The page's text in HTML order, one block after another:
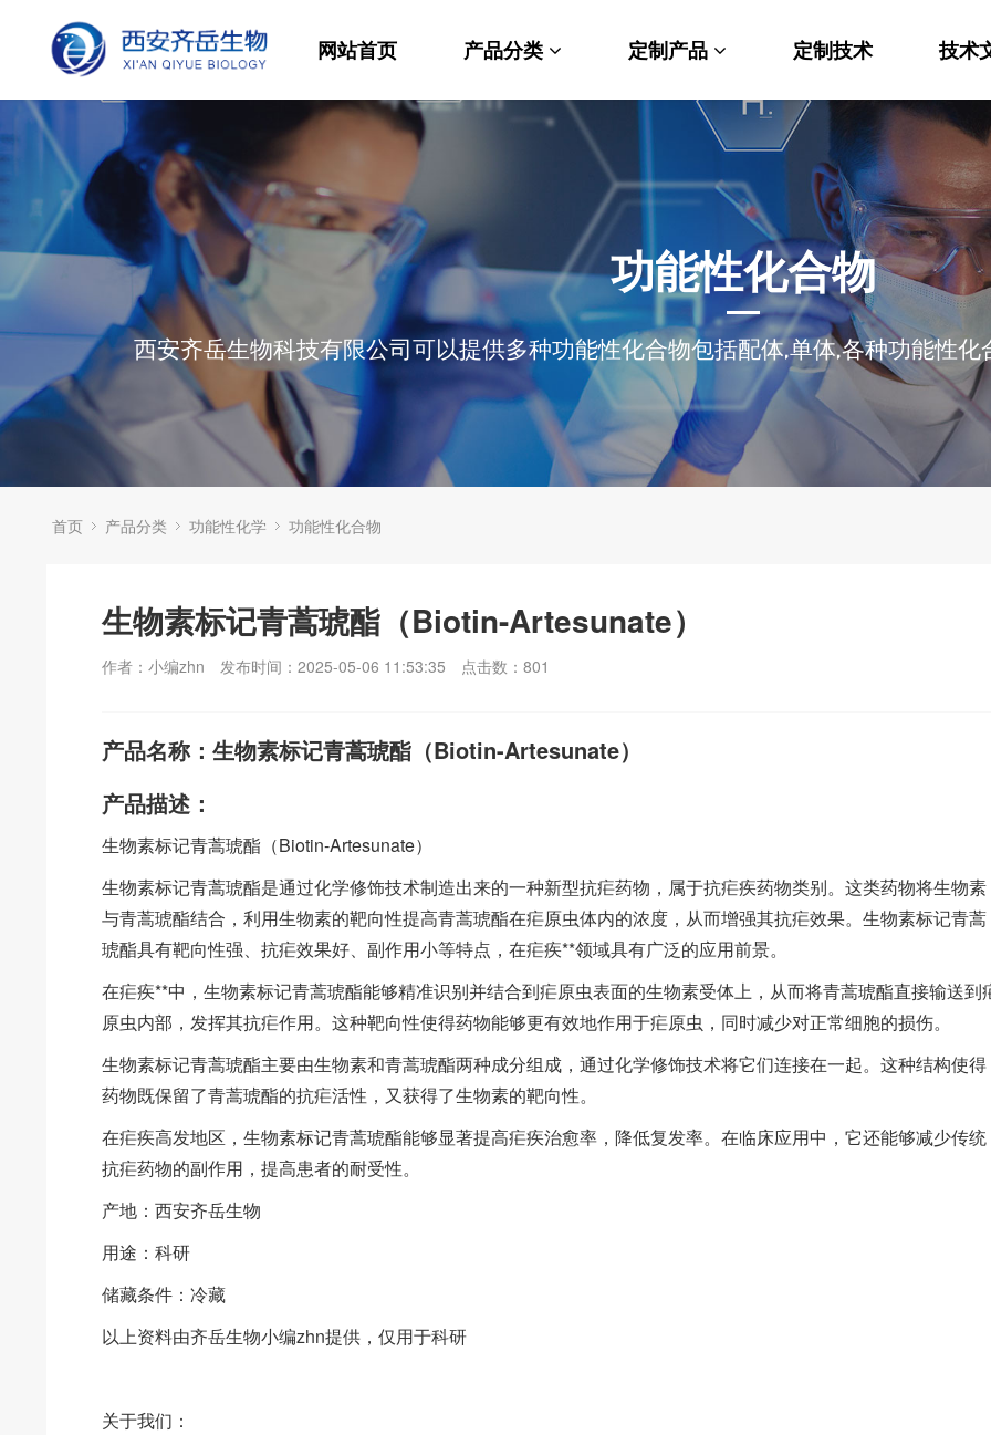
网站首页 产品分类
材料科学
生命科学
发光材料
功能性化学
分析化学
其他产品
定制产品
纳米材料定制
PEG衍生物
荧光标记定制
MOF材料定制
小分子定制
多肽定制
其他材料定制
定制技术 技术
功能性化合物
西安齐岳生物科技有限公司可以提供多种功能性化合物包括配体,单体,各种功能性
首页 产品分类 功能性化学 功能性化合物
生物素标记青蒿琥酯（Biotin-Artesunate）
作者：小编zhn 发布时间：2025-05-06 11:53:35 点击数： 801
产品名称：生物素标记青蒿琥酯（Biotin-Artesunate）
产品描述：
生物素标记青蒿琥酯（Biotin-Artesunate）
生物素标记青蒿琥酯是通过化学修饰技术制造出来的一种新型抗疟药物，属于抗疟疾药物类别。这类药物将生物素
与青蒿琥酯结合，利用生物素的靶向性提高青蒿琥酯在疟原虫体内的浓度，从而增强其抗疟效果。生物素标记青蒿
琥酯具有靶向性强、抗疟效果好、副作用小等特点，在疟疾**领域具有广泛的应用前景。
在疟疾**中，生物素标记青蒿琥酯能够精准识别并结合到疟原虫表面的生物素受体上，从而将青蒿琥酯直接输送到
原虫内部，发挥其抗疟作用。这种靶向性使得药物能够更有效地作用于疟原虫，同时减少对正常细胞的损伤。
生物素标记青蒿琥酯主要由生物素和青蒿琥酯两种成分组成，通过化学修饰技术将它们连接在一起。这种结构使得
药物既保留了青蒿琥酯的抗疟活性，又获得了生物素的靶向性。
在疟疾高发地区，生物素标记青蒿琥酯能够显著提高疟疾治愈率，降低复发率。在临床应用中，它还能够减少传统
抗疟药物的副作用，提高患者的耐受性。
产地：西安齐岳生物
用途：科研
储藏条件：冷藏
以上资料由齐岳生物小编zhn提供，仅用于科研
关于我们：